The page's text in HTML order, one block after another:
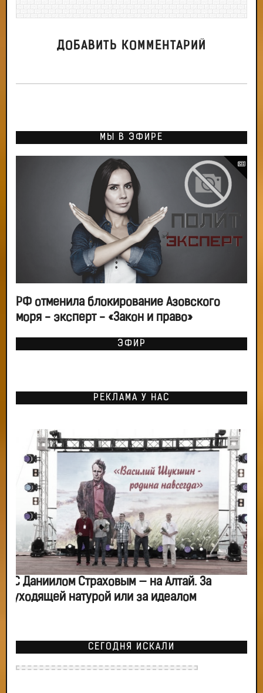
ДОБАВИТЬ КОММЕНТАРИЙ
МЫ В ЭФИРЕ
РФ отменила блокирование Азовского
моря - эксперт - «Закон и право»
ЭФИР
РЕКЛАМА У НАС
С Даниилом Страховым — на Алтай. За
уходящей натурой или за идеалом
СЕГОДНЯ ИСКАЛИ